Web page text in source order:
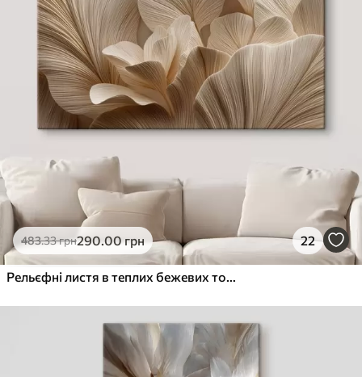
483.33грн290.00грн 22
Рельєфні листя в теплих бежевих тонах